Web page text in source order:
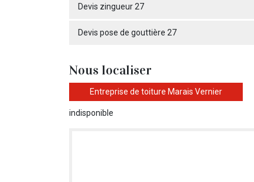
Devis zingueur 27
Devis pose de gouttière 27
Nous localiser
Entreprise de toiture Marais Vernier
indisponible